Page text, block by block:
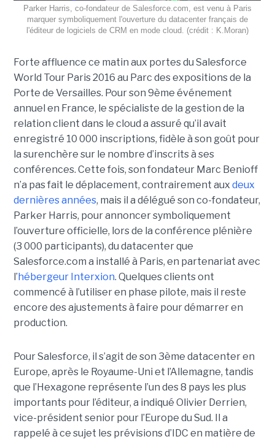
Parker Harris, co-fondateur de Salesforce.com, est venu à Paris
marquer symboliquement l'ouverture du datacenter français de
l'éditeur de logiciels de CRM en mode cloud. (crédit : K.Moran)
Forte affluence ce matin aux portes du Salesforce
World Tour Paris 2016 au Parc des expositions de la
Porte de Versailles. Pour son 9ème événement
annuel en France, le spécialiste de la gestion de la
relation client dans le cloud a assuré qu’il avait
enregistré 10 000 inscriptions, fidèle à son goût pour
la surenchère sur le nombre d’inscrits à ses
conférences. Cette fois, son fondateur Marc Benioff
n’a pas fait le déplacement, contrairement aux deux
dernières années, mais il a délégué son co-fondateur,
Parker Harris, pour annoncer symboliquement
l’ouverture officielle, lors de la conférence plénière
(3 000 participants), du datacenter que
Salesforce.com a installé à Paris, en partenariat avec
l’ hébergeur Interxion. Quelques clients ont
commencé à l’utiliser en phase pilote, mais il reste
encore des ajustements à faire pour démarrer en
production.
Pour Salesforce, il s’agit de son 3ème datacenter en
Europe, après le Royaume-Uni et l’Allemagne, tandis
que l’Hexagone représente l’un des 8 pays les plus
importants pour l’éditeur, a indiqué Olivier Derrien,
vice-président senior pour l’Europe du Sud. Il a
rappelé à ce sujet les prévisions d’IDC en matière de